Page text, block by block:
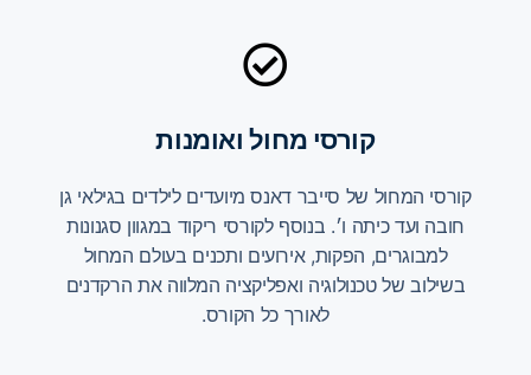
קורסי מחול ואומנות
קורסי המחול של סייבר דאנס מיועדים לילדים בגילאי גן
חובה ועד כיתה ו׳. בנוסף לקורסי ריקוד במגוון סגנונות
למבוגרים, הפקות, אירועים ותכנים בעולם המחול
בשילוב של טכנולוגיה ואפליקציה המלווה את הרקדנים
לאורך כל הקורס.